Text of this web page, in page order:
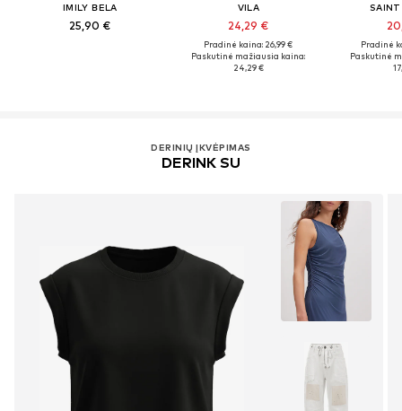
IMILY BELA
25,90 €
VILA
24,29 €
Pradinė kaina: 26,99 €
Paskutinė mažiausia kaina:
24,29 €
Pradinė
Paskutinė
DERINIŲ ĮKVĖPIMAS
DERINK SU